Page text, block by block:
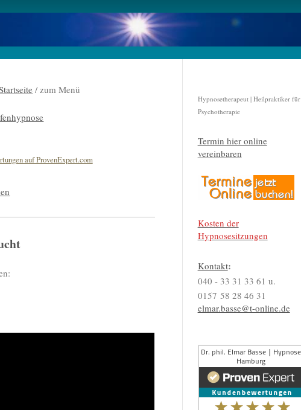
/ zum Menü
Hamburg
auf ProvenExpert.com
Hypnosetherapeut | Heilpraktiker für
Psychotherapie
Termin hier online
vereinbaren
Kosten der
Hypnosesitzungen
Kontakt:
040 - 33 31 33 61 u.
0157 58 28 46 31
elmar.basse@t-online.de